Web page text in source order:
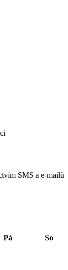
SMS a e-mailů
Pá So